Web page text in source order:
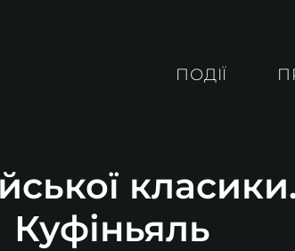
ПОДІЇ
Куфіньяль